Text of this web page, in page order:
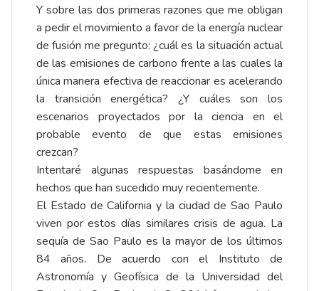
Y sobre las dos primeras razones que me obligan
a pedir el movimiento a favor de la energía nuclear
de fusión me pregunto: ¿cuál es la situación actual
de las emisiones de carbono frente a las cuales la
única manera efectiva de reaccionar es acelerando
la transición energética? ¿Y cuáles son los
escenarios proyectados por la ciencia en el
probable evento de que estas emisiones
crezcan?
Intentaré algunas respuestas basándome en
hechos que han sucedido muy recientemente.
El Estado de California y la ciudad de Sao Paulo
viven por estos días similares crisis de agua. La
sequía de Sao Paulo es la mayor de los últimos
84 años. De acuerdo con el Instituto de
Astronomía y Geofísica de la Universidad del